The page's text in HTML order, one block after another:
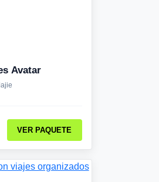
Avatar
VER PAQUETE